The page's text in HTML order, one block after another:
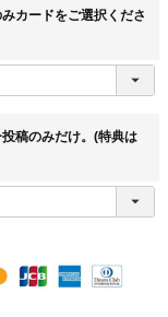
カードをご選択くださ
稿のみだけ。(特典は